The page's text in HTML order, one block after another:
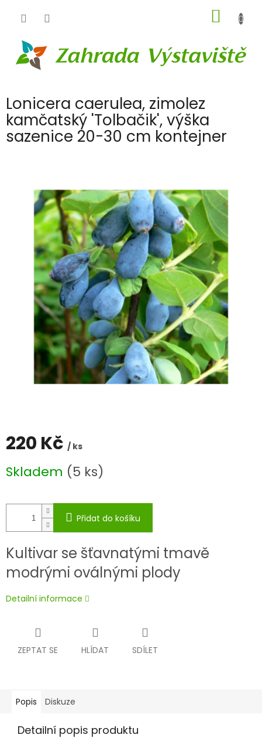
KOŠÍK
Lonicera caerulea, zimolez
kamčatský 'Tolbačik', výška
sazenice 20-30 cm kontejner
220 Kč / ks
cena:
Skladem (5 ks)
Přidat do košíku
Kultivar se šťavnatými tmavě
modrými oválnými plody
Detailní informace
ZEPTAT SE HLÍDAT SDÍLET
Popis Diskuze
Detailní popis produktu